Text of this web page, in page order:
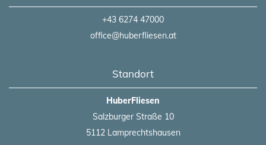
+43 6274 47000
office@huberfliesen.at
Standort
HuberFliesen
Salzburger Straße 10
5112 Lamprechtshausen